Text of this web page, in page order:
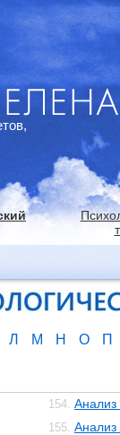
Л М Н О
П
154. Анализ
155. Анализ